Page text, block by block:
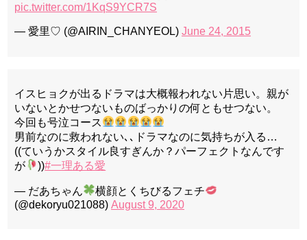
pic.twitter.com/1KqS9YCR7S
— 愛里♡ (@AIRIN_CHANYEOL) June 24, 2015
イスヒョクが出るドラマは大概報われない片思い。親が
いないとかせつないものばっかりの何ともせつない。
今回も号泣コース
男前なのに救われない､､ドラマなのに気持ちが入る…
((ていうかスタイル良すぎんか？パーフェクトなんです
が
))#一理ある愛
— だあちゃん
横顔とくちびるフェチ
(@dekoryu021088) August 9, 2020